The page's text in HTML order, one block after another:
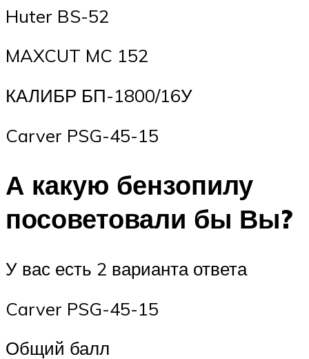
Huter BS-52
MAXCUT MC 152
КАЛИБР БП-1800/16У
Carver PSG-45-15
А какую бензопилу
посоветовали бы Вы?
У вас есть 2 варианта ответа
Carver PSG-45-15
Общий балл